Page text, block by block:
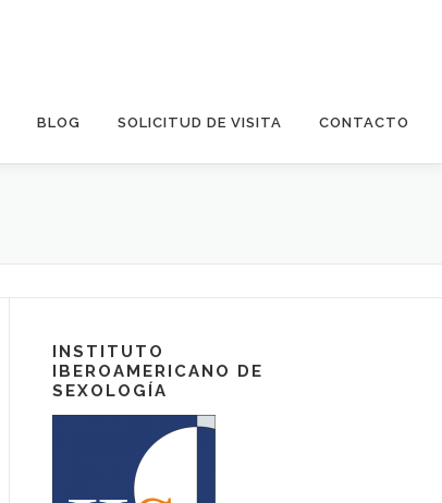
BLOG SOLICITUD DE VISITA CONTACTO
INSTITUTO
IBEROAMERICANO DE
SEXOLOGÍA